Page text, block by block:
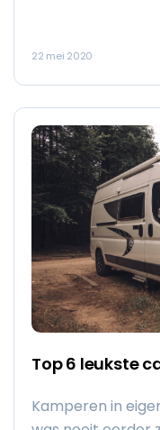
22 mei 2020
Top 6 leukste
Kamperen in